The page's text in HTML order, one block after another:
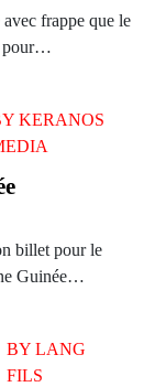
frappe que le
pour…
KERANOS
billet pour le
Guinée…
BY LANG
FILS